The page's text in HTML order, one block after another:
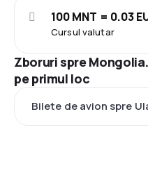
Cursul valutar
100 MNT = 0.03
Zboruri spre
pe primul loc
Bilete de avion spre